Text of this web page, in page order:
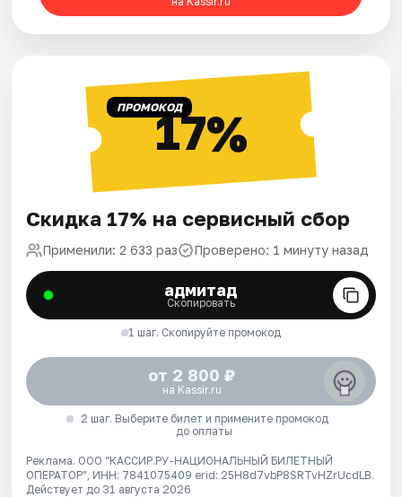
ПРОМОКОД17%
Скидка 17% на сервисный сбор
Применили: 2 633 раз Проверено: 1 минуту назад
адмитад
Скопировать
1 шаг. Скопируйте промокод
от 2 800 ₽
на Kassir.ru
2 шаг. Выберите билет и примените промокод
до оплаты
Реклама. ООО "КАССИР.РУ-НАЦИОНАЛЬНЫЙ БИЛЕТНЫЙ
ОПЕРАТОР", ИНН: 7841075409 erid: 25H8d7vbP8SRTvHZrUcdLB.
Действует до 31 августа 2026